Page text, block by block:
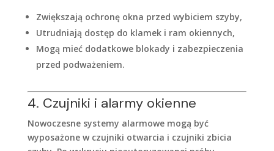
Zwiększają ochronę okna przed wybiciem szyby,
Utrudniają dostęp do klamek i ram okiennych,
Mogą mieć dodatkowe blokady i zabezpieczenia
przed podważeniem.
4. Czujniki i alarmy okienne
Nowoczesne systemy alarmowe mogą być
wyposażone w czujniki otwarcia i czujniki zbicia